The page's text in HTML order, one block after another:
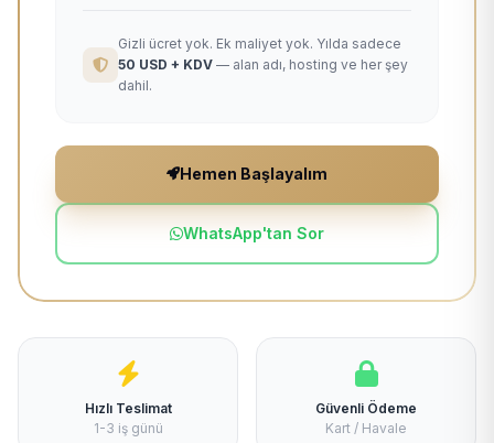
Gizli ücret yok. Ek maliyet yok. Yılda sadece
50 USD + KDV — alan adı, hosting ve her şey
dahil.
Hemen Başlayalım
WhatsApp'tan Sor
Hızlı Teslimat
1-3 iş günü
Güvenli Ödeme
Kart / Havale